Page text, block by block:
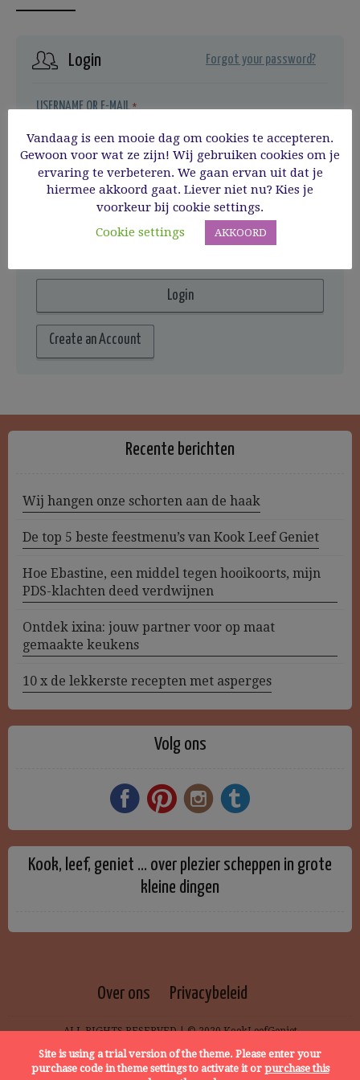
Login Forgot your password?
USERNAME OR E-MAIL *
PASSWORD *
REMEMBER ME
Create an Account
Recente berichten
Wij hangen onze schorten aan de haak
De top 5 beste feestmenu’s van Kook Leef Geniet
Hoe Ebastine, een middel tegen hooikoorts, mijn
PDS-klachten deed verdwijnen
Ontdek ixina: jouw partner voor op maat
gemaakte keukens
10 x de lekkerste recepten met asperges
Volg ons
Kook, leef, geniet … over plezier scheppen in grote
kleine dingen
Over ons Privacybeleid
ALL RIGHTS RESERVED | © 2020 KookLeefGeniet
Vandaag is een mooie dag om cookies te accepteren.
Gewoon voor wat ze zijn! Wij gebruiken cookies om je
ervaring te verbeteren. We gaan ervan uit dat je
hiermee akkoord gaat. Liever niet nu? Kies je
voorkeur bij cookie settings.
Cookie settings
AKKOORD
Site is using a trial version of the theme. Please enter your
purchase code in theme settings to activate it or purchase this